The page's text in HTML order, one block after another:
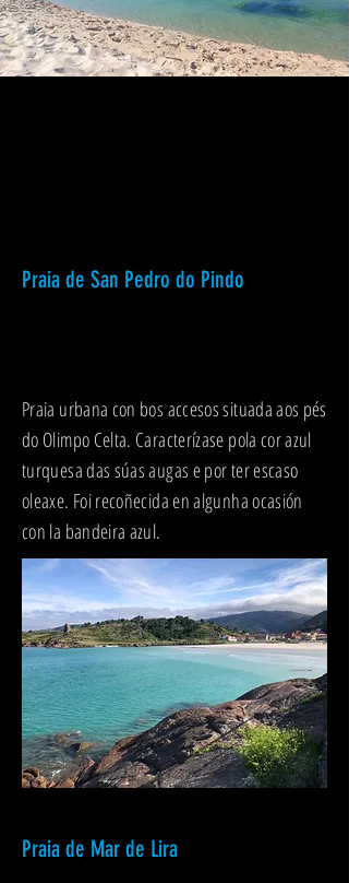
Praia de San Pedro do Pindo
Praia urbana con bos accesos situada aos pés
do Olimpo Celta. Caracterízase pola cor azul
turquesa das súas augas e por ter escaso
oleaxe. Foi recoñecida en algunha ocasión
con la bandeira azul.
Praia de Mar de Lira